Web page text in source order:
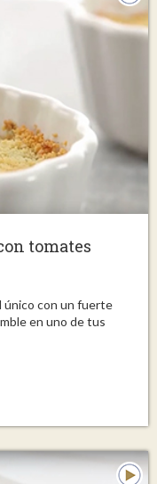
tomates
único con un fuerte
en uno de tus